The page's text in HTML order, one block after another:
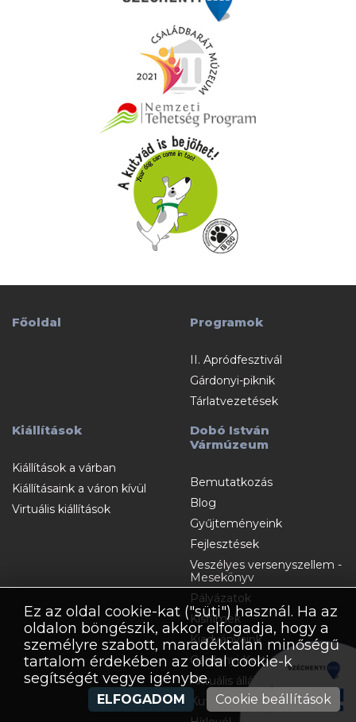
Ez az oldal cookie-kat ("süti") használ. Ha az
oldalon böngészik, akkor elfogadja, hogy a
személyre szabott, maradéktalan minőségű
tartalom érdekében az oldal cookie-k
segítségét vegye igénybe.
Cookie beállítások
ELFOGADOM
Főoldal Programok
II. Apródfesztivál
Gárdonyi-piknik
Tárlatvezetések
Kiállítások
Kiállítások a várban
Kiállításaink a váron kívül
Virtuális kiállítások
Dobó István
Vármúzeum
Bemutatkozás
Blog
Gyűjteményeink
Fejlesztések
Veszélyes versenyszellem -
Mesekönyv
Pályázatok
Kisfilmek
Kiadványaink
Gárdonyi Kert
Aktuális álláshirdetések
Kutatóknak